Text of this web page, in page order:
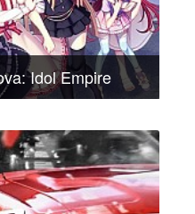
Idol Empire